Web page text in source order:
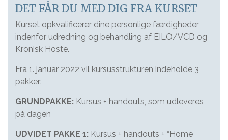
DET FÅR DU MED DIG FRA KURSET
Kurset opkvalificerer dine personlige færdigheder
indenfor udredning og behandling af EILO/VCD og
Kronisk Hoste.
Fra 1. januar 2022 vil kursusstrukturen indeholde 3
pakker:
GRUNDPAKKE: Kursus + handouts, som udleveres
på dagen
UDVIDET PAKKE 1: Kursus + handouts + “Home